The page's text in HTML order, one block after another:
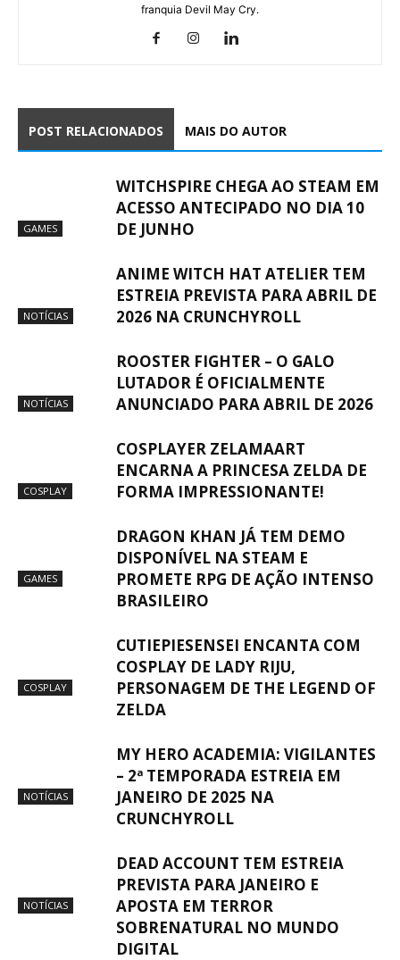
franquia Devil May Cry.
POST RELACIONADOS MAIS DO AUTOR
GAMES
WITCHSPIRE CHEGA AO STEAM EM
ACESSO ANTECIPADO NO DIA 10
DE JUNHO
NOTÍCIAS
ANIME WITCH HAT ATELIER TEM
ESTREIA PREVISTA PARA ABRIL DE
2026 NA CRUNCHYROLL
NOTÍCIAS
ROOSTER FIGHTER – O GALO
LUTADOR É OFICIALMENTE
ANUNCIADO PARA ABRIL DE 2026
COSPLAY
COSPLAYER ZELAMAART
ENCARNA A PRINCESA ZELDA DE
FORMA IMPRESSIONANTE!
GAMES
DRAGON KHAN JÁ TEM DEMO
DISPONÍVEL NA STEAM E
PROMETE RPG DE AÇÃO INTENSO
BRASILEIRO
COSPLAY
CUTIEPIESENSEI ENCANTA COM
COSPLAY DE LADY RIJU,
PERSONAGEM DE THE LEGEND OF
ZELDA
NOTÍCIAS
MY HERO ACADEMIA: VIGILANTES
– 2ª TEMPORADA ESTREIA EM
JANEIRO DE 2025 NA
CRUNCHYROLL
NOTÍCIAS
DEAD ACCOUNT TEM ESTREIA
PREVISTA PARA JANEIRO E
APOSTA EM TERROR
SOBRENATURAL NO MUNDO
DIGITAL